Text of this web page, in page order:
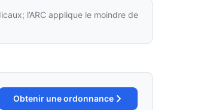
l’ARC applique le moindre de
Obtenir une ordonnance